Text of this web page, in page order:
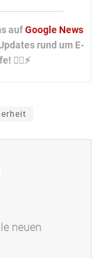
aufGoogle News
rund um E-
🚴‍♂️⚡
neuen